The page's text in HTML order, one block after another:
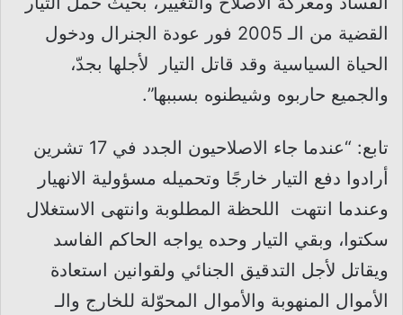
القضية من الـ 2005 فور عودة الجنرال ودخول
الحياة السياسية وقد قاتل التيار لأجلها بجدّ،
والجميع حاربوه وشيطنوه بسببها”.
تابع: “عندما جاء الاصلاحيون الجدد في 17 تشرين
أرادوا دفع التيار خارجًا وتحميله مسؤولية الانهيار
وعندما انتهت اللحظة المطلوبة وانتهى الاستغلال
سكتوا، وبقي التيار وحده يواجه الحاكم الفاسد
ويقاتل لأجل التدقيق الجنائي ولقوانين استعادة
الأموال المنهوبة والأموال المحوّلة للخارج والـ